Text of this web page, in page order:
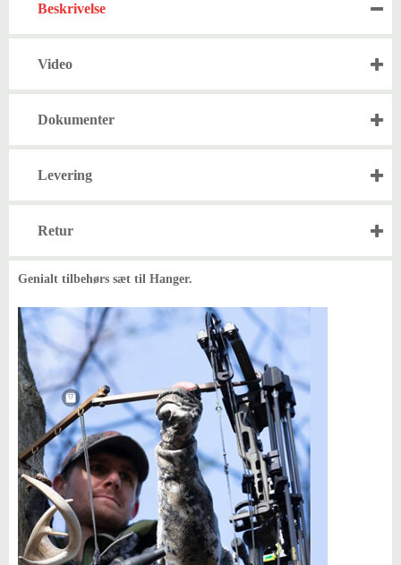
Beskrivelse
Video
Dokumenter
Levering
Retur
Genialt tilbehørs sæt til Hanger.